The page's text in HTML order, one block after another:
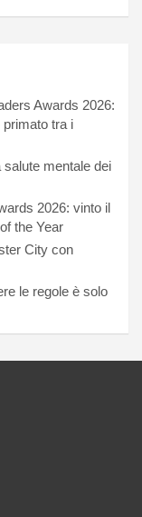
Awards 2026:
primato tra i
mentale dei
2026: vinto il
the Year
City con
le regole è solo